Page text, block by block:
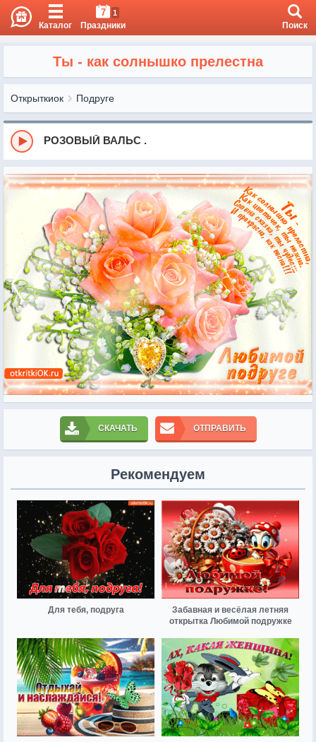
Каталог
7 1
Праздники Поиск
Ты - как солнышко прелестна
Открыткиок Подруге
РОЗОВЫЙ ВАЛЬС .
СКАЧАТЬ ОТПРАВИТЬ
Рекомендуем
Для тебя, подруга
Забавная и весёлая летняя
открытка Любимой подружке